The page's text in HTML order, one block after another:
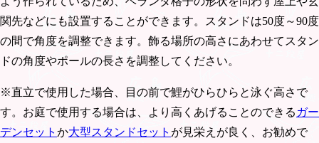
関先などにも設置することができます。スタンドは50度～90度
の間で角度を調整できます。飾る場所の高さにあわせてスタン
ドの角度やポールの長さを調整してください。
※直立で使用した場合、目の前で鯉がひらひらと泳ぐ高さで
す。お庭で使用する場合は、より高くあげることのできる ガー
デンセット か大型スタンドセット が見栄えが良く、お勧めで